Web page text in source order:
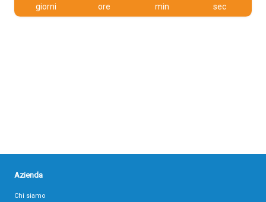
giorni ore min sec
Azienda
Chi siamo